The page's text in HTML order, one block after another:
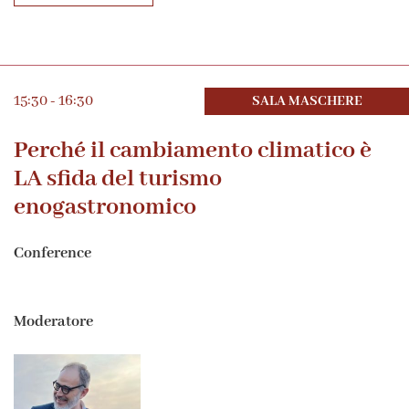
SALA MASCHERE
15:30 - 16:30
Perché il cambiamento climatico è
LA sfida del turismo
enogastronomico
Conference
Moderatore